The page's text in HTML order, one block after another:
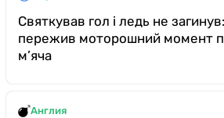
Святкував гол і ледь не
пережив моторошний момент
м’яча
Англия